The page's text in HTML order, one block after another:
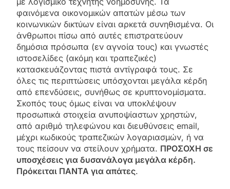
φαινόμενα οικονομικών απατών μέσω των
κοινωνικών δικτύων είναι αρκετά συνηθισμένα. Οι
άνθρωποι πίσω από αυτές επιστρατεύουν
δημόσια πρόσωπα (εν αγνοία τους) και γνωστές
ιστοσελίδες (ακόμη και τραπεζικές)
κατασκευάζοντας πιστά αντίγραφά τους. Σε
όλες τις περιπτώσεις υπόσχονται μεγάλα κέρδη
από επενδύσεις, συνήθως σε κρυπτονομίσματα.
Σκοπός τους όμως είναι να υποκλέψουν
προσωπικά στοιχεία ανυποψίαστων χρηστών,
από αριθμό τηλεφώνου και διευθύνσεις email,
μέχρι κωδικούς τραπεζικών λογαριασμών, ή να
τους πείσουν να στείλουν χρήματα. ΠΡΟΣΟΧΗ σε
υποσχέσεις για δυσανάλογα μεγάλα κέρδη.
Πρόκειται ΠΑΝΤΑ για απάτες.